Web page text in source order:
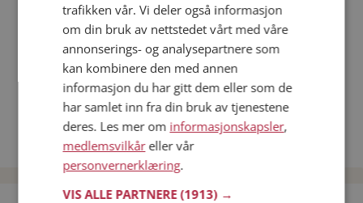
Fler single
Flere singlekvinner fra Lillestrøm Gosia
Menn fra Lillestrøm
Date kvinner i Norge
Date menn i Norge
trafikken vår. Vi deler også informasjon
om din bruk av nettstedet vårt med våre
annonserings- og analysepartnere som
kan kombinere den med annen
informasjon du har gitt dem eller som de
har samlet inn fra din bruk av tjenestene
deres. Les mer om informasjonskapsler,
medlemsvilkåreller vår
personvernerklæring.
VIS ALLE PARTNERE(1913) →